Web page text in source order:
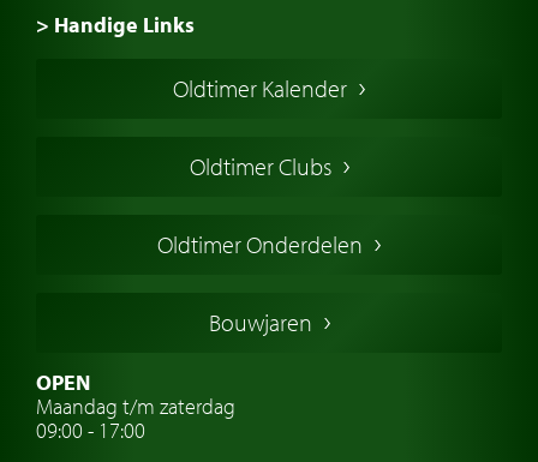
> Handige Links
Amerikaanse oldtimers
Franse oldtimers
Zweedse oldtimers
Oldtimer verzekering
Oldtimer Kalender
Oldtimer Clubs
Oldtimer Onderdelen
Bouwjaren
OPEN
Maandag t/m zaterdag
09:00 - 17:00